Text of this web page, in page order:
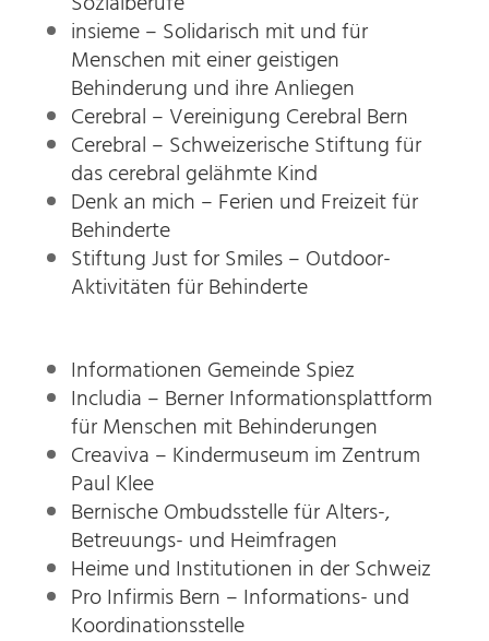
insieme – Solidarisch mit und für
Menschen mit einer geistigen
Behinderung und ihre Anliegen
Cerebral – Vereinigung Cerebral Bern
Cerebral – Schweizerische Stiftung für
das cerebral gelähmte Kind
Denk an mich – Ferien und Freizeit für
Behinderte
Stiftung Just for Smiles – Outdoor-
Aktivitäten für Behinderte
Informationen Gemeinde Spiez
Includia – Berner Informationsplattform
für Menschen mit Behinderungen
Creaviva – Kindermuseum im Zentrum
Paul Klee
Bernische Ombudsstelle für Alters-,
Betreuungs- und Heimfragen
Heime und Institutionen in der Schweiz
Pro Infirmis Bern – Informations- und
Koordinationsstelle